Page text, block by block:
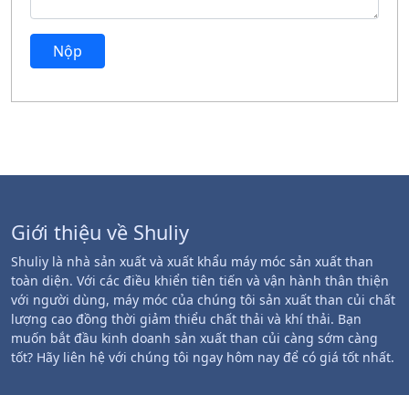
Nộp
Giới thiệu về Shuliy
Shuliy là nhà sản xuất và xuất khẩu máy móc sản xuất than
toàn diện. Với các điều khiển tiên tiến và vận hành thân thiện
với người dùng, máy móc của chúng tôi sản xuất than củi chất
lượng cao đồng thời giảm thiểu chất thải và khí thải. Bạn
muốn bắt đầu kinh doanh sản xuất than củi càng sớm càng
tốt? Hãy liên hệ với chúng tôi ngay hôm nay để có giá tốt nhất.